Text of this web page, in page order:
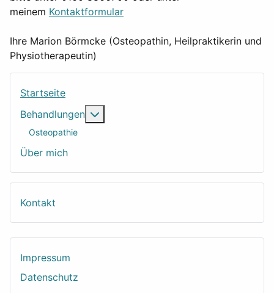
meinem Kontaktformular
Ihre Marion Börmcke (Osteopathin, Heilpraktikerin und
Physiotherapeutin)
Startseite
Behandlungen
Osteopathie
Über mich
Kontakt
Impressum
Datenschutz